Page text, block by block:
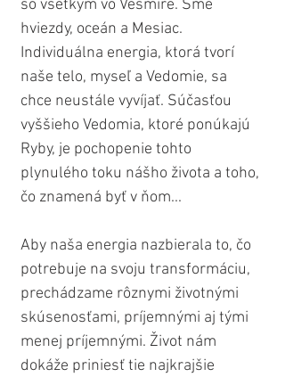
so všetkým vo Vesmíre. Sme
hviezdy, oceán a Mesiac.
Individuálna energia, ktorá tvorí
naše telo, myseľ a Vedomie, sa
chce neustále vyvíjať. Súčasťou
vyššieho Vedomia, ktoré ponúkajú
Ryby, je pochopenie tohto
plynulého toku nášho života a toho,
čo znamená byť v ňom...
Aby naša energia nazbierala to, čo
potrebuje na svoju transformáciu,
prechádzame rôznymi životnými
skúsenosťami, príjemnými aj tými
menej príjemnými. Život nám
dokáže priniesť tie najkrajšie